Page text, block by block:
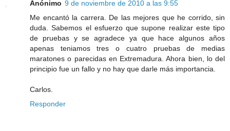
Anónimo 9 de noviembre de 2010 a las 9:55
Me encantó la carrera. De las mejores que he corrido, sin
duda. Sabemos el esfuerzo que supone realizar este tipo
de pruebas y se agradece ya que hace algunos años
apenas teniamos tres o cuatro pruebas de medias
maratones o parecidas en Extremadura. Ahora bien, lo del
principio fue un fallo y no hay que darle más importancia.
Carlos.
Responder